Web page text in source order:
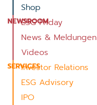
Shop
NEWSROOM
ESG Friday
News & Meldungen
Videos
SERVICES
Investor Relations
ESG Advisory
IPO